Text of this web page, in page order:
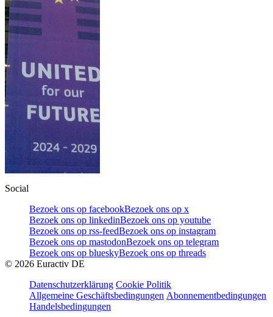
Social
Bezoek ons op facebookBezoek ons op x
Bezoek ons op linkedinBezoek ons op youtube
Bezoek ons op rss-feedBezoek ons op instagram
Bezoek ons op mastodonBezoek ons op telegram
Bezoek ons op blueskyBezoek ons op threads
© 2026 Euractiv DE
Datenschutzerklärung Cookie Politik
Allgemeine Geschäftsbedingungen Abonnementbedingungen
Handelsbedingungen